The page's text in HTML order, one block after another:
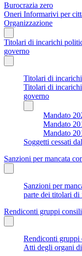
Burocrazia zero
Oneri Informarivi per
Organizzazione
Titolari di incarichi
governo
Titolari di
Titolari di
governo
Mandato
Mandato
Mandato
Soggetti cessati
Sanzioni per mancata
Sanzioni per
parte dei titolari
Rendiconti gruppi
Rendiconti gruppi
Atti degli organi